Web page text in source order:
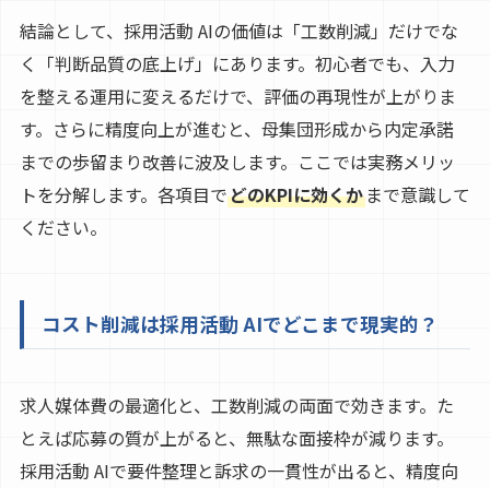
結論として、採用活動 AIの価値は「工数削減」だけでな
く「判断品質の底上げ」にあります。初心者でも、入力
を整える運用に変えるだけで、評価の再現性が上がりま
す。さらに精度向上が進むと、母集団形成から内定承諾
までの歩留まり改善に波及します。ここでは実務メリッ
トを分解します。各項目でどのKPIに効くかまで意識して
ください。
コスト削減は採用活動 AIでどこまで現実的？
求人媒体費の最適化と、工数削減の両面で効きます。た
とえば応募の質が上がると、無駄な面接枠が減ります。
採用活動 AIで要件整理と訴求の一貫性が出ると、精度向